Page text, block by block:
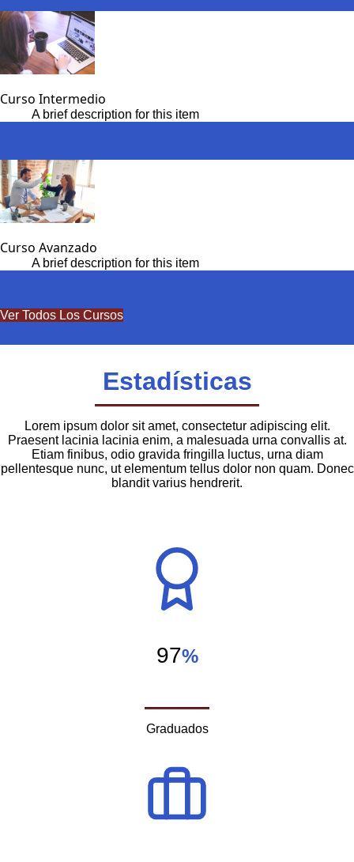
Curso Intermedio
A brief description for this item
Curso Avanzado
A brief description for this item
Ver Todos Los Cursos
Estadísticas
Lorem ipsum dolor sit amet, consectetur adipiscing elit.
Praesent lacinia lacinia enim, a malesuada urna convallis at.
Etiam finibus, odio gravida fringilla luctus, urna diam
pellentesque nunc, ut elementum tellus dolor non quam. Donec
blandit varius hendrerit.
97%
Graduados